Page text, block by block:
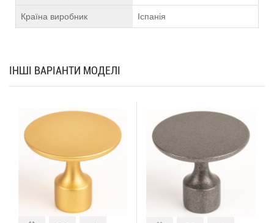
Країна виробник Іспанія
ІНШІ ВАРІАНТИ МОДЕЛІ